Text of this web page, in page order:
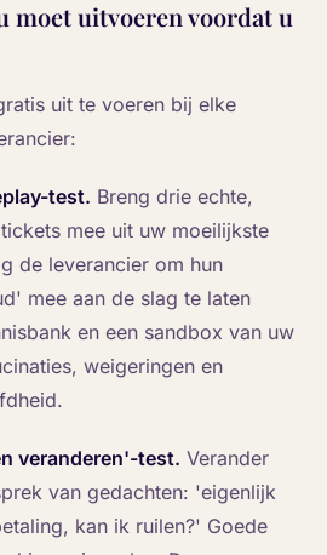
moet uitvoeren voordat u
uit te voeren bij elke
test. Breng drie echte,
mee uit uw moeilijkste
de leverancier om hun
mee aan de slag te laten
en een sandbox van uw
weigeringen en
veranderen'-test. Verander
van gedachten: 'eigenlijk
kan ik ruilen?' Goede